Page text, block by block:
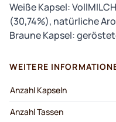
Weiße Kapsel:
(30,74%), natürliche
Braune Kapsel:
WEITERE
Anzahl Kapseln
Anzahl Tassen